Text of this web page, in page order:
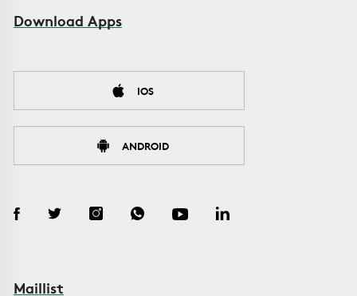
Download Apps
IOS
ANDROID
Maillist